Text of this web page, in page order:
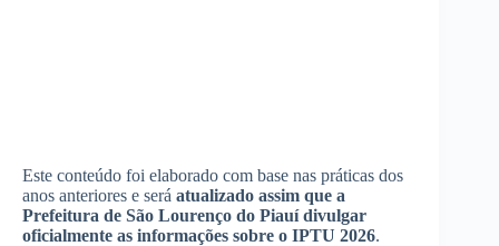
Este conteúdo foi elaborado com base nas práticas dos
anos anteriores e será atualizado assim que a
Prefeitura de São Lourenço do Piauí divulgar
oficialmente as informações sobre o IPTU 2026.